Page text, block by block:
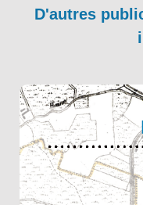
D'autres